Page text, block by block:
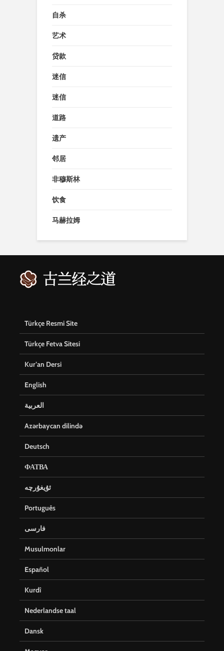
自杀
艺术
贷款
迷信
迷信
道路
遗产
邻居
非穆斯林
饮食
马赫拉姆
Türkçe Resmi Site
Türkçe Fetva Sitesi
Kur’an Dersi
English
العربية
Azərbaycan dilində
Deutsch
ФАТВА
ئۇيغۇرچە
Português
فارسی
Musulmonlar
Español
Kurdî
Nederlandse taal
Dansk